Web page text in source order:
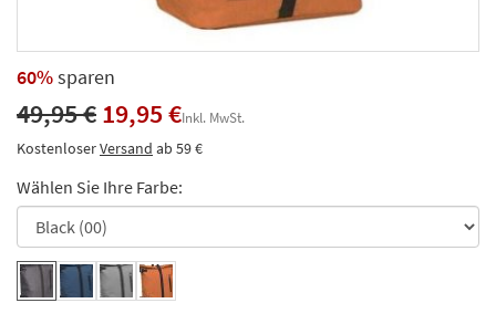
60%sparen
49,95 €19,95 €Inkl. MwSt.
KostenloserVersand ab 59 €
Wählen Sie Ihre Farbe: